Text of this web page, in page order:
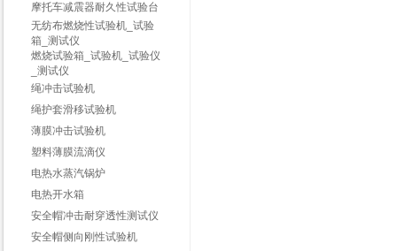
摩托车减震器耐久性试验台
无纺布燃烧性试验机_试验
箱_测试仪
燃烧试验箱_试验机_试验仪
_测试仪
绳冲击试验机
绳护套滑移试验机
薄膜冲击试验机
塑料薄膜流滴仪
电热水蒸汽锅炉
电热开水箱
安全帽冲击耐穿透性测试仪
安全帽侧向刚性试验机